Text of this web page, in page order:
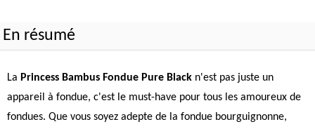
En résumé
La Princess Bambus Fondue Pure Black n'est pas juste un
appareil à fondue, c'est le must-have pour tous les amoureux de
fondues. Que vous soyez adepte de la fondue bourguignonne,